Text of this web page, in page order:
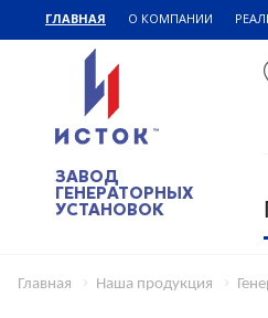
ГЛАВНАЯ О КОМПАНИИ
ЗАВОД
ГЕНЕРАТОРНЫХ
УСТАНОВОК
Главная Наша продукция